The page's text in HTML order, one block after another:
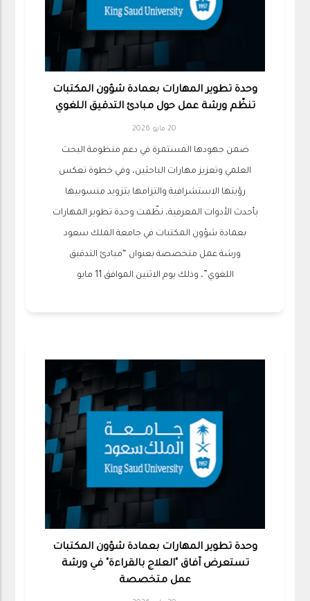
وحدة تطوير المهارات بعمادة شؤون المكتبات
تنظّم ورشة عمل حول مبادئ التدقيق اللغوي
20 مايو 2026
ضمن جهودها المستمرة في دعم منظومة البحث
العلمي وتعزيز مهارات الباحثين، وفي خطوة تعكس
رؤيتها الاستشرافية والتزامها بتزويد منسوبيها
بأحدث الأدوات المعرفية، نظّمت وحدة تطوير المهارات
بعمادة شؤون المكتبات في جامعة الملك سعود
ورشة عمل متخصصة بعنوان “مبادئ التدقيق
اللغوي”، وذلك يوم الاثنين الموافق 11 مايو
وحدة تطوير المهارات بعمادة شؤون المكتبات
تستعرض آفاق "العلاج بالقراءة" في ورشة
عمل متخصصة